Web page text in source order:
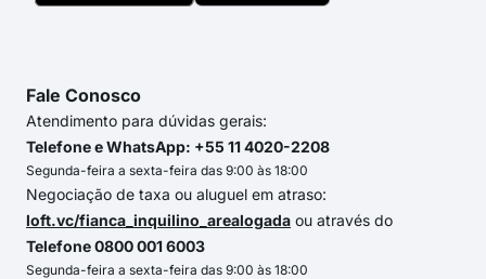
Fale Conosco
Atendimento para dúvidas gerais:
Telefone e WhatsApp: +55 11 4020-2208
Segunda-feira a sexta-feira das 9:00 às 18:00
Negociação de taxa ou aluguel em atraso:
loft.vc/fianca_inquilino_arealogada ou através do
Telefone 0800 001 6003
Segunda-feira a sexta-feira das 9:00 às 18:00